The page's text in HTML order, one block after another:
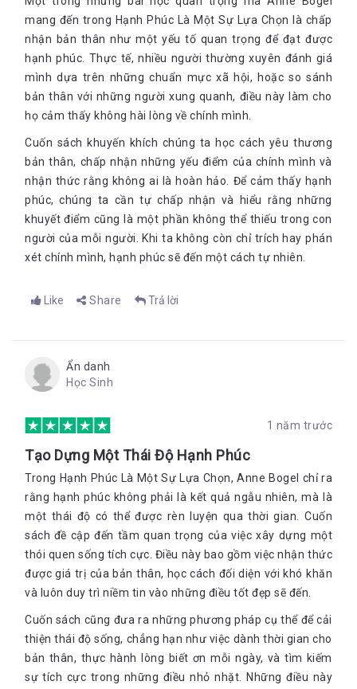
mang đến trong Hạnh Phúc Là Một Sự Lựa Chọn là chấp
nhận bản thân như một yếu tố quan trọng để đạt được
hạnh phúc. Thực tế, nhiều người thường xuyên đánh giá
mình dựa trên những chuẩn mực xã hội, hoặc so sánh
bản thân với những người xung quanh, điều này làm cho
họ cảm thấy không hài lòng về chính mình.
Cuốn sách khuyến khích chúng ta học cách yêu thương
bản thân, chấp nhận những yếu điểm của chính mình và
nhận thức rằng không ai là hoàn hảo. Để cảm thấy hạnh
phúc, chúng ta cần tự chấp nhận và hiểu rằng những
khuyết điểm cũng là một phần không thể thiếu trong con
người của mỗi người. Khi ta không còn chỉ trích hay phán
xét chính mình, hạnh phúc sẽ đến một cách tự nhiên.
Like Share Trả lời
Ẩn danh
Học Sinh
1 năm trước
Tạo Dựng Một Thái Độ Hạnh Phúc
Trong Hạnh Phúc Là Một Sự Lựa Chọn, Anne Bogel chỉ ra
rằng hạnh phúc không phải là kết quả ngẫu nhiên, mà là
một thái độ có thể được rèn luyện qua thời gian. Cuốn
sách đề cập đến tầm quan trọng của việc xây dựng một
thói quen sống tích cực. Điều này bao gồm việc nhận thức
được giá trị của bản thân, học cách đối diện với khó khăn
và luôn duy trì niềm tin vào những điều tốt đẹp sẽ đến.
Cuốn sách cũng đưa ra những phương pháp cụ thể để cải
thiện thái độ sống, chẳng hạn như việc dành thời gian cho
bản thân, thực hành lòng biết ơn mỗi ngày, và tìm kiếm
sự tích cực trong những điều nhỏ nhặt. Những điều này